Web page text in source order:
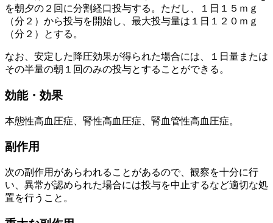
を朝夕の２回に分割経口投与する。ただし、１日１５ｍｇ
（分２）から投与を開始し、最大投与量は１日１２０ｍｇ
（分２）とする。
なお、安定した降圧効果が得られた場合には、１日量または
その半量の朝１回のみの投与とすることができる。
効能・効果
本態性高血圧症、腎性高血圧症、腎血管性高血圧症。
副作用
次の副作用があらわれることがあるので、観察を十分に行
い、異常が認められた場合には投与を中止するなど適切な処
置を行うこと。